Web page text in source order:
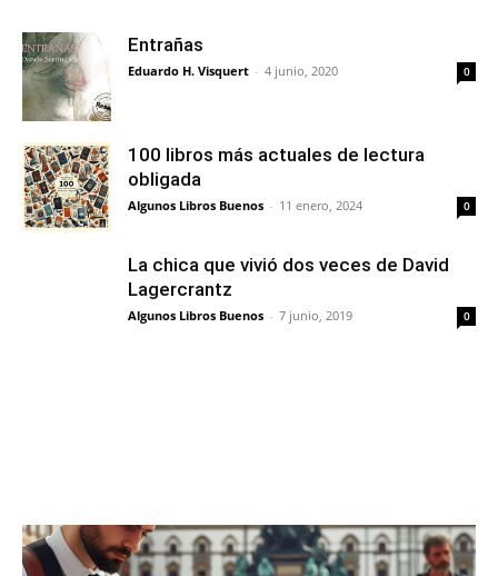
Entrañas
Eduardo H. Visquert - 4 junio, 2020 0
100 libros más actuales de lectura
obligada
Algunos Libros Buenos - 11 enero, 2024 0
La chica que vivió dos veces de David
Lagercrantz
Algunos Libros Buenos - 7 junio, 2019 0